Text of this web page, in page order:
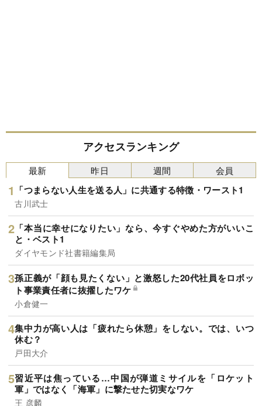
アクセスランキング
最新
「つまらない人生を送る人」に共通する特徴・ワースト1
古川武士
「本当に幸せになりたい」なら、今すぐやめた方がいいこ
と・ベスト1
ダイヤモンド社書籍編集局
孫正義が「顔も見たくない」と激怒した20代社員をロボッ
ト事業責任者に抜擢したワケ
小倉健一
集中力が高い人は「疲れたら休憩」をしない。では、いつ
休む？
戸田大介
習近平は焦っている…中国が弾道ミサイルを「ロケット
軍」ではなく「海軍」に撃たせた切実なワケ
王 彦麟
昨日 週間 会員